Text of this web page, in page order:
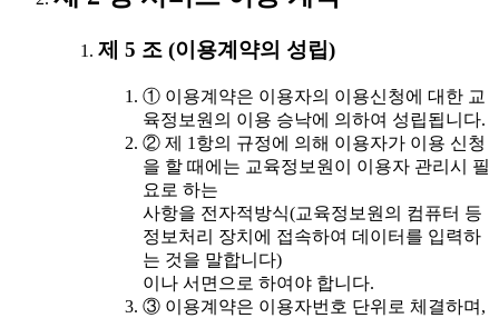
제 5 조 (이용계약의 성립)
① 이용계약은 이용자의 이용신청에 대한 교
육정보원의 이용 승낙에 의하여 성립됩니다.
② 제 1항의 규정에 의해 이용자가 이용 신청
을 할 때에는 교육정보원이 이용자 관리시 필
요로 하는
사항을 전자적방식(교육정보원의 컴퓨터 등
정보처리 장치에 접속하여 데이터를 입력하
는 것을 말합니다)
이나 서면으로 하여야 합니다.
③ 이용계약은 이용자번호 단위로 체결하며,